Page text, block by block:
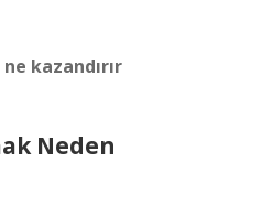
kazandırır
Neden